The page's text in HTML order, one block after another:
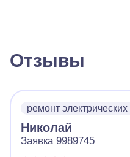
Отзывы
ремонт
Николай
Заявка 9989745